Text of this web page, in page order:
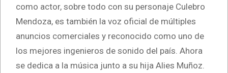
como actor, sobre todo con su personaje Culebro
Mendoza, es también la voz oficial de múltiples
anuncios comerciales y reconocido como uno de
los mejores ingenieros de sonido del país. Ahora
se dedica a la música junto a su hija Alies Muñoz.